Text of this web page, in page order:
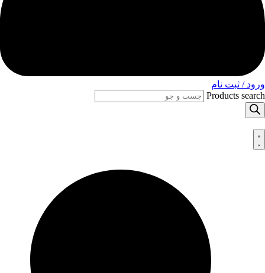
ورود / ثبت نام
Products search